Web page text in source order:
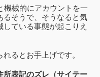
機械的にアカウントを一
るそうで、そうなると気
ている事態が起こりえ
るとお手上げです。
表記のズレ（サイテー